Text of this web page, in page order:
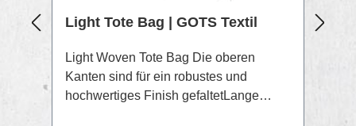
Light Tote Bag | GOTS Textil
Light Woven Tote Bag Die oberen
Kanten sind für ein robustes und
hochwertiges Finish gefaltetLange